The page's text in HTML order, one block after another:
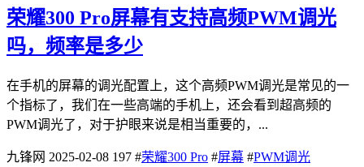
荣耀300 Pro屏幕有支持高频PWM调光
吗，频率是多少
在手机的屏幕的调光配置上，这个高频PWM调光是常见的一
个指标了，我们在一些高端的手机上，还会看到超高频的
PWM调光了，对于护眼来说是相当重要的，...
九锋网 2025-02-08 197 #荣耀300 Pro #屏幕 #PWM调光